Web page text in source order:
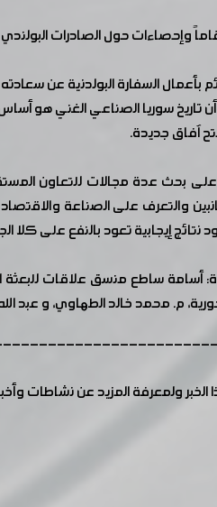
وإحصاءات حول الصادرات
بأعمال السفارة البولدنية عن
تاريخ سوريا الصناعي الغني هو
آفاق جديدة.
بحث عدة مجالات للتعاون
والتعرف على الصناعة
إيجابية تعود بالنفع على كلا
أسامة ساطع منسق علاقات
م. محمد خالد الطهاوي، و عبد
ولمعرفة المزيد عن نشاطات